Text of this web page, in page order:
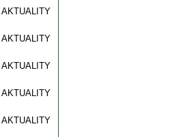
AKTUALITY
AKTUALITY
AKTUALITY
AKTUALITY
AKTUALITY